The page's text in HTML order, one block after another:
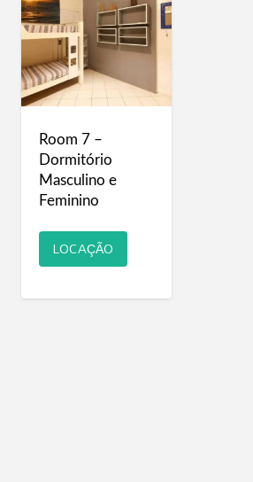
Room 7 –
Dormitório
Masculino e
Feminino
LOCAÇÃO